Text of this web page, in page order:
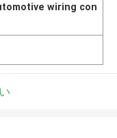
wiring con